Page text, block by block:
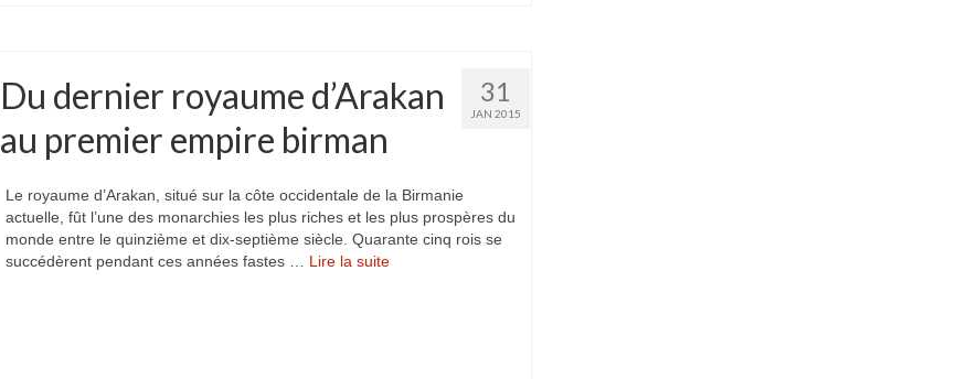
31
JAN 2015
Du dernier royaume d’Arakan
au premier empire birman
Le royaume d’Arakan, situé sur la côte occidentale de la Birmanie
actuelle, fût l’une des monarchies les plus riches et les plus prospères du
monde entre le quinzième et dix-septième siècle. Quarante cinq rois se
succédèrent pendant ces années fastes … Lire la suite­­